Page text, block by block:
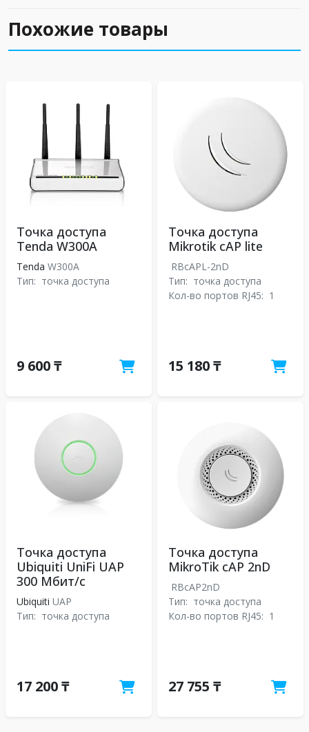
Похожие товары
Точка доступа
Tenda W300A
Tenda W300A
Тип: точка доступа
9 600 ₸
Точка доступа
Mikrotik cAP lite
RBcAPL-2nD
Тип: точка доступа
Кол-во портов RJ45: 1
15 180 ₸
Точка доступа
Ubiquiti UniFi UAP
300 Мбит/с
Ubiquiti UAP
Тип: точка доступа
17 200 ₸
Точка доступа
MikroTik cAP 2nD
RBcAP2nD
Тип: точка доступа
Кол-во портов RJ45: 1
27 755 ₸